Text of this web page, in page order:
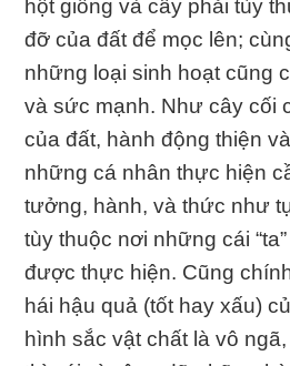
hột giống và cây phải tùy
đỡ của đất để mọc lên;
những loại sinh hoạt cũng
và sức mạnh. Như cây cối
của đất, hành động thiện
những cá nhân thực hiện
tưởng, hành, và thức như
tùy thuộc nơi những cái
được thực hiện. Cũng
hái hậu quả (tốt hay xấu)
hình sắc vật chất là vô